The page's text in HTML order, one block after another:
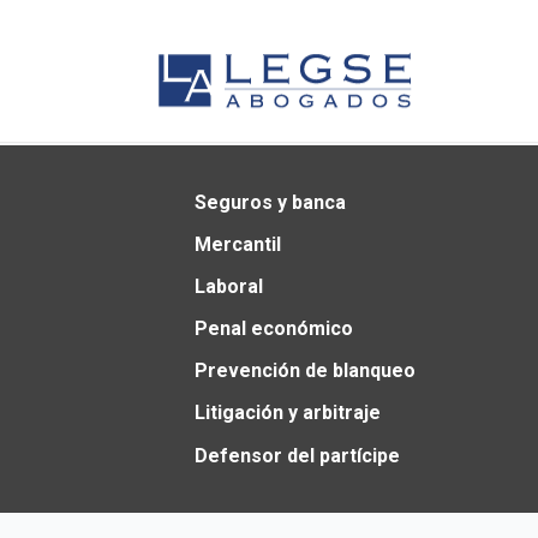
Seguros y banca
Mercantil
Laboral
Penal económico
Prevención de blanqueo
Litigación y arbitraje
Defensor del partícipe